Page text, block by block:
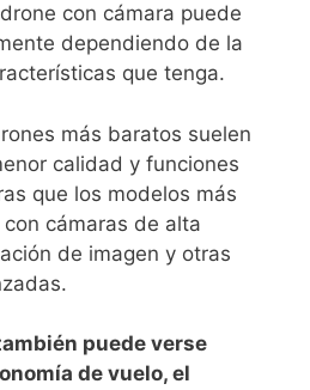
​con⁣ cámara puede
dependiendo de la
que tenga.
más baratos suelen
calidad y​ funciones
que⁣ los modelos más
cámaras de ⁣alta
de imagen y otras
puede verse
de vuelo, el‌